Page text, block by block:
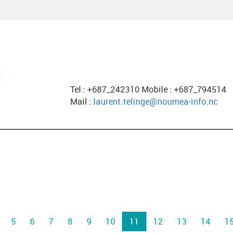
Tel : +687_242310 Mobile : +687_794514
Mail : laurent.telinge@noumea-info.nc
5 6 7 8 9 10 11 12 13 14 15